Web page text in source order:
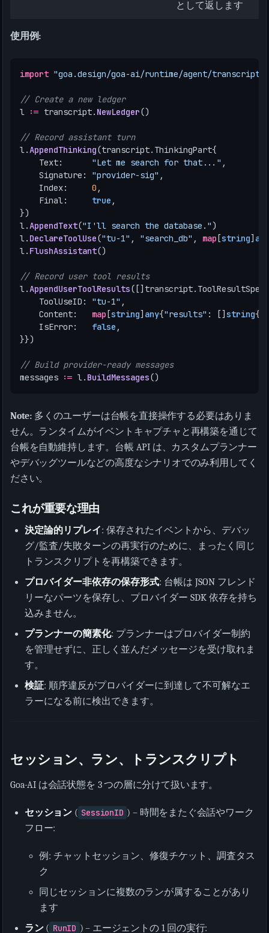
として返します
使用例:
import "goa.design/goa-ai/runtime/agent/transcript"
// Create a new ledger
l := transcript. NewLedger()
// Record assistant turn
l.AppendThinking(transcript. ThinkingPart{
Text: "Let me search for that..." ,
Signature : "provider-sig" ,
Index: 0 ,
Final: true ,
})
l.AppendText("I'll search the database.")
l. DeclareToolUse("tu-1" , "search_db" , map [string] any
l. FlushAssistant()
// Record user tool results
l.AppendUserToolResults([] transcript. ToolResultSpec
ToolUseID : "tu-1" ,
Content: map [string] any{"results" : [] string{
IsError: false ,
}})
// Build provider-ready messages
messages := l. BuildMessages()
Note: 多くのユーザーは台帳を直接操作する必要はありま
せん。ランタイムがイベントキャプチャと再構築を通じて
台帳を自動維持します。台帳 API は、カスタムプランナー
やデバッグツールなどの高度なシナリオでのみ利用してく
ださい。
これが重要な理由
決定論的リプレイ: 保存されたイベントから、デバッ
グ/監査/失敗ターンの再実行のために、まったく同じ
トランスクリプトを再構築できます。
プロバイダー非依存の保存形式: 台帳は JSON フレンド
リーなパーツを保存し、プロバイダー SDK 依存を持ち
込みません。
プランナーの簡素化: プランナーはプロバイダー制約
を管理せずに、正しく並んだメッセージを受け取れま
す。
検証: 順序違反がプロバイダーに到達して不可解なエ
ラーになる前に検出できます。
セッション、ラン、トランスクリプト
Goa-AI は会話状態を 3 つの層に分けて扱います。
セッション ( SessionID ) – 時間をまたぐ会話やワーク
フロー:
例: チャットセッション、修復チケット、調査タス
ク
同じセッションに複数のランが属することがあり
ます
ラン( RunID ) – エージェントの 1 回の実行: